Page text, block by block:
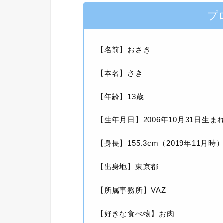
プ
【名前】おさき
【本名】さき
【年齢】13歳
【生年月日】2006年10月31日生ま
【身長】155.3cm（2019年11月時）
【出身地】東京都
【所属事務所】VAZ
【好きな食べ物】お肉